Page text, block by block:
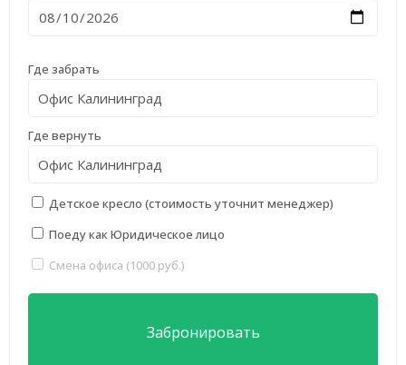
Где забрать
Где вернуть
Детское кресло (стоимость уточнит менеджер)
Поеду как Юридическое лицо
Смена офиса (1000 руб.)